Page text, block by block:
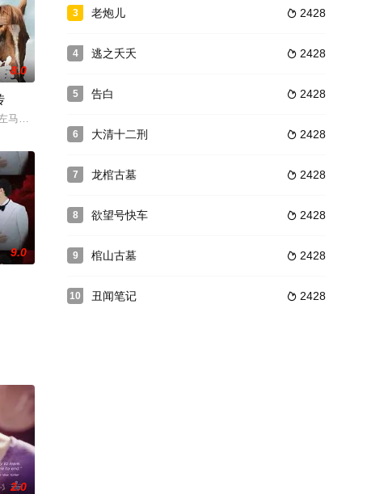
几乎无人知晓她的过去——她曾是个戴着厚重眼
8年前身亡的恋人或许仍在世而心神动摇。万圣节期间，公司成员奔赴世界各地
8.0
马之介（森山未来 饰），奉相马家当主大膳亮（每熊克哉 饰）之命，前往江户小
绝境中完成复仇，将施暴者一一绳之以法。影片不仅是
girls
9.0
2.0
3  2428
老炮儿
4  2428
逃之夭夭
5  2428
告白
6  2428
大清十二刑
7  2428
龙棺古墓
8  2428
欲望号快车
9  2428
棺山古墓
10  2428
丑闻笔记